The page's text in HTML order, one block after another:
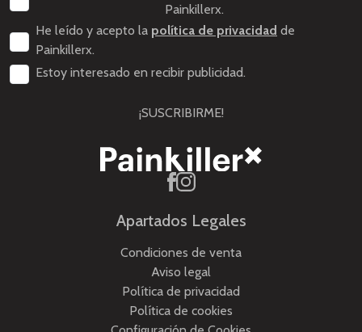
Painkillerx.
He leído y acepto la política de privacidad de
Painkillerx.
Estoy interesado en recibir publicidad.
¡SUSCRIBIRME!
Apartados Legales
Condiciones de venta
Aviso legal
Política de privacidad
Política de cookies